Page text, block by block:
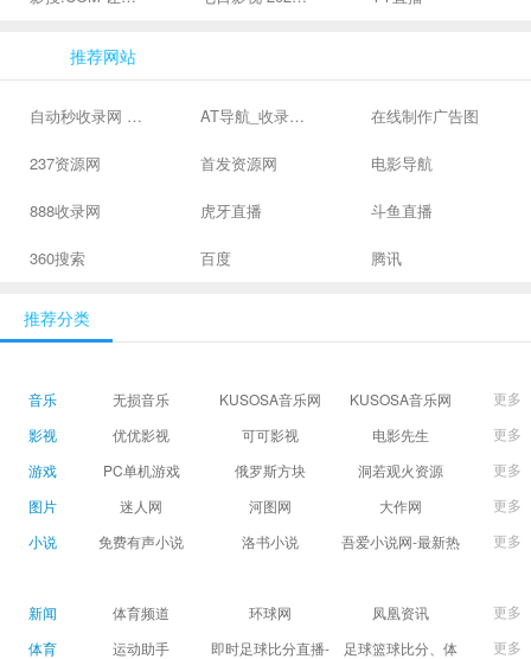
推荐网站
自动秒收录网 - 自动秒收录-网站收录-收录网站-网址收录-秒收录 AT导航_收录网_免费收录网站_自动收录网_秒收录 在线制作广告图
237资源网 首发资源网 电影导航
888收录网 虎牙直播 斗鱼直播
360搜索 百度 腾讯
推荐分类
音乐 无损音乐 KUSOSA音乐网 KUSOSA音乐网
更多
影视
优优影视 可可影视 电影先生
更多
游戏
PC单机游戏 俄罗斯方块 洞若观火资源
更多
图片
迷人网 河图网 大作网
更多
小说
免费有声小说 洛书小说
吾爱小说网-最新热
更多
新闻 体育频道 环球网 凤凰资讯
更多
体育
运动助手
即时足球比分直播-
足球篮球比分、体
更多